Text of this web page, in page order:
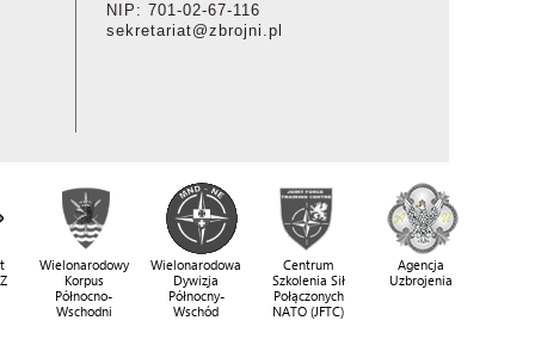
NIP: 701-02-67-116
sekretariat@zbrojni.pl
Wielonarodowy
Korpus
Północno-
Wschodni
Wielonarodowa
Dywizja
Północny-
Wschód
Centrum
Szkolenia Sił
Połączonych
NATO (JFTC)
Agencja
Uzbrojenia